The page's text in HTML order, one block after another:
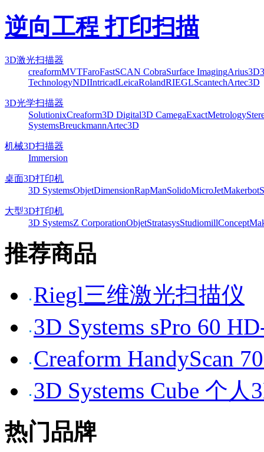
逆向工程 打印扫描
3D激光扫描器
creaformMVTFaroFastSCAN CobraSurface ImagingArius3D
TechnologyNDIIntricadLeicaRolandRIEGLScantechArtec3D
3D光学扫描器
SolutionixCreaform3D Digital3D CamegaExactMetrology
SystemsBreuckmannArtec3D
机械3D扫描器
Immersion
桌面3D打印机
3D SystemsObjetDimensionRapManSolidoMicroJetMakerbot
大型3D打印机
3D SystemsZ CorporationObjetStratasysStudiomillConcept
推荐商品
Riegl三维激光扫描仪
3D Systems sPro 60
Creaform HandyScan
3D Systems Cube 个人
热门品牌